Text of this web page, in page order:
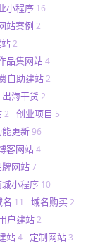
小程序 16
站案例 2
2
品集网站4
自助建站2
出海干货2
2 创业项目 5
能更新96
客网站4
牌网站7
城小程序 10
名 11 域名购买2
户建站2
站4 定制网站 3